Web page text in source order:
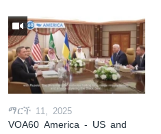
ማርች 11, 2025
VOA60 America - US and